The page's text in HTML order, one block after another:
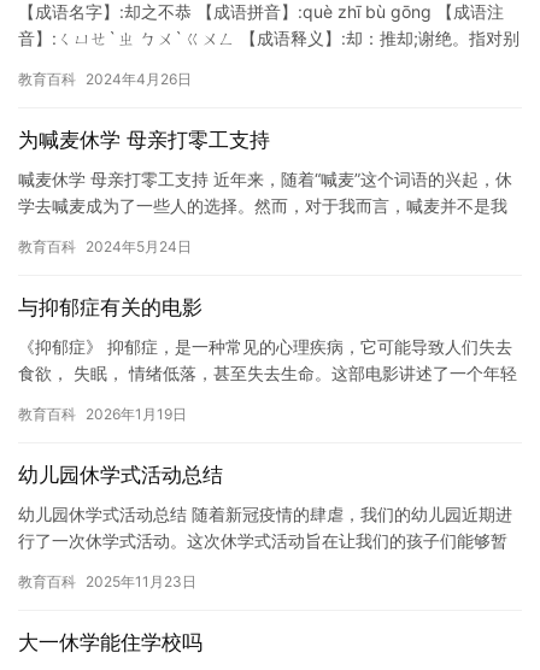
【成语名字】:却之不恭 【成语拼音】:què zhī bù gōng 【成语注
音】:ㄑㄩㄝˋ ㄓ ㄅㄨˋ ㄍㄨㄥ 【成语释义】:却：推却;谢绝。指对别
教育百科 2024年4月26日
为喊麦休学 母亲打零工支持
喊麦休学 母亲打零工支持 近年来，随着“喊麦”这个词语的兴起，休
学去喊麦成为了一些人的选择。然而，对于我而言，喊麦并不是我
教育百科 2024年5月24日
与抑郁症有关的电影
《抑郁症》 抑郁症，是一种常见的心理疾病，它可能导致人们失去
食欲， 失眠， 情绪低落，甚至失去生命。这部电影讲述了一个年轻
教育百科 2026年1月19日
幼儿园休学式活动总结
幼儿园休学式活动总结 随着新冠疫情的肆虐，我们的幼儿园近期进
行了一次休学式活动。这次休学式活动旨在让我们的孩子们能够暂
地反…
教育百科 2025年11月23日
大一休学能住学校吗